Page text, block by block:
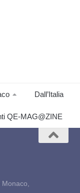
Dall’Italia
QE-MAG@ZINE